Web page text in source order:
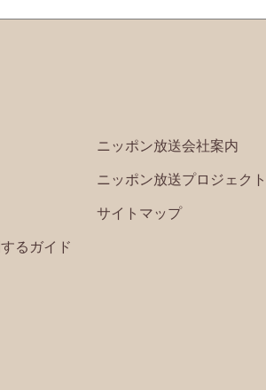
るガイド
ニッポン放送会社案内
ニッポン放送プロジェク
サイトマップ